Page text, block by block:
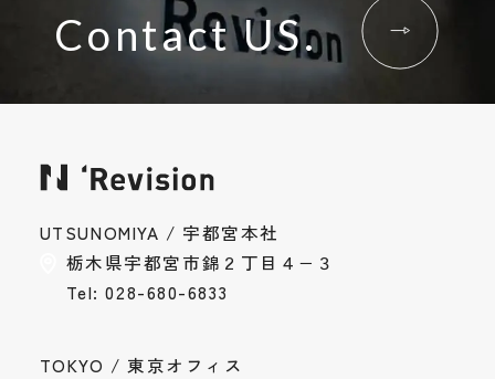
Contact US.
UTSUNOMIYA / 宇都宮本社
栃木県宇都宮市錦２丁目４−３
Tel: 028-680-6833
TOKYO / 東京オフィス